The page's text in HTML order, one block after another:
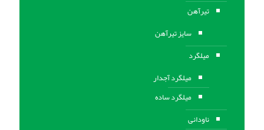
تیرآهن
سایز تیرآهن
میلگرد
میلگرد آجدار
میلگرد ساده
ناودانی